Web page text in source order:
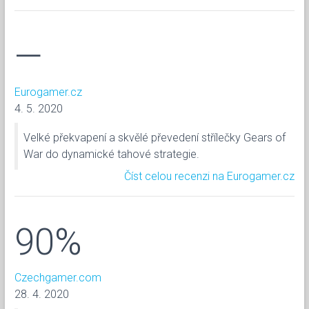
—
Eurogamer.cz
4. 5. 2020
Velké překvapení a skvělé převedení střílečky Gears of
War do dynamické tahové strategie.
Číst celou recenzi na Eurogamer.cz
90%
Czechgamer.com
28. 4. 2020